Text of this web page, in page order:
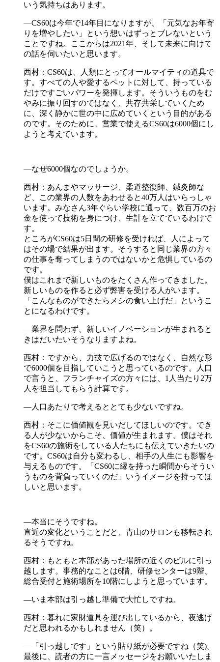
いう気持ちはあります。
―CS60は今年で14年目になりますが、「元気なお年寄
りを増やしたい」という想いはずっとブレないという
ことですね。ここからは2021年、そして未来に向けて
の話を伺いたいと思います。
西村：CS60は、人類にとってオールマイティの道具で
す。すべての人や愛するペットに対して、持っている
だけですごいパワーを発揮します。そういうものをむ
やみに振り回すのではなく、共存共栄していくため
に、深く静かに世の中に広めていくという目的がある
のです。そのために、営業で使えるCS60は6000個にし
ようと考えています。
―なぜ6000個なのでしょうか。
西村：あんまやマッサージ、柔道整復師、鍼灸師な
ど、この業界の人数をあわせると40万人はいらっしゃ
います。みなさん3年ぐらい学校に通って、数百万のお
金を使って技術を身につけ、生計を立てているわけで
す。
ところがCS60は5日間の研修を受ければ、人によって
はその場で結果が出ます。そうすると同じ業界の方々
の仕事を奪ってしまうのではないかと危惧しているの
です。
僕はこれまで新しいものをたくさん作ってきました。
新しいものを作ると必ず弊害を受ける人がいます。
「こんなものができたらメシの食い上げだ」というこ
とになるわけです。
―業界を問わず、新しいイノベーションが生まれると
きはだいたいそうなりますよね。
西村：ですから、力技で広げるのではなく、自然な形
で6000個を目指していこうと思っているのです。人口
で言うと、フランチャイズの方々には、1人当たり2万
人を担当してもらう計算です。
―人口あたりで考えるととても少ないですね。
西村：そこに価値観を見いだしてほしいのです。でき
る人が少ないからこそ、価値が生まれます。僕はそれ
をCS60の施術をしている人たちにも伝えていきたいの
です。CS60は自分も変わるし、相手の人生にも影響を
与えるものです。「CS60に縁を持った瞬間からそうい
うものを背負っていくのだ」いうイメージを持ってほ
しいと思います。
―本当にそうですね。
直近の変化ということだと、青山のサロンも移転され
るそうですね。
西村：もともと本部があった場所の近くのビルに引っ
越します。事務的なことは6階、研修センターは9階、
総合受付と施術場所を10階にしようと思っています。
―いま本部は引っ越し準備で大忙しですね。
西村：暮れに家財道具を運び出しているから、夜逃げ
だと思われるかもしれません（笑）。
―「引っ越しです」という貼り紙が必要ですね（笑)。
最後に、読者の方に一言メッセージをお願いいたしま